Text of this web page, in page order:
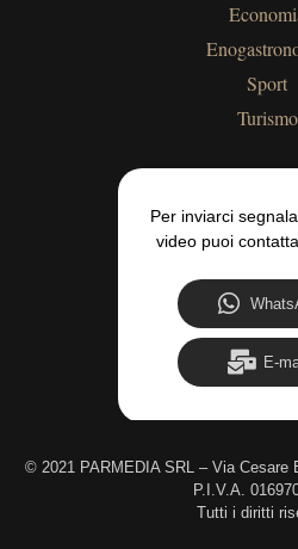
Sport
Turismo
Per inviarci
video puoi
E-
© 2021 PARMEDIA SRL – Via
P.I.V.A.
Tutti i diritti